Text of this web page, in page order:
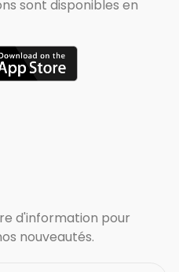
sont disponibles en
d'information pour
nouveautés.